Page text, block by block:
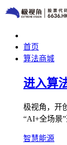
首页
算法商城
进入算
极视角，开
“AI+全场景
智慧能源